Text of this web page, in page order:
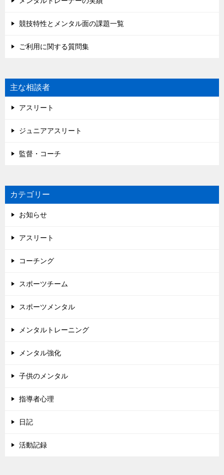
競技特性とメンタル面の課題一覧
ご利用に関する質問集
主な相談者
アスリート
ジュニアアスリート
監督・コーチ
カテゴリー
お知らせ
アスリート
コーチング
スポーツチーム
スポーツメンタル
メンタルトレーニング
メンタル強化
子供のメンタル
指導者心理
日記
活動記録